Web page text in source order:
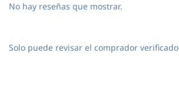
No hay reseñas que mostrar.
Solo puede revisar el comprador verificado